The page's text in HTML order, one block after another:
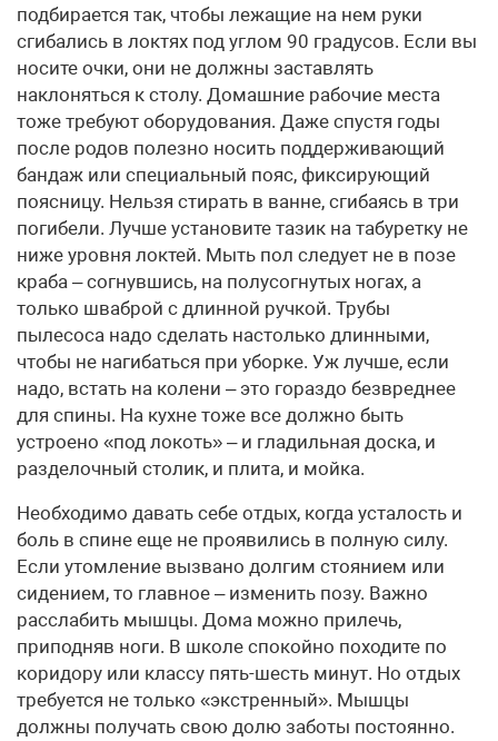
подбирается так, чтобы лежащие на нем руки
сгибались в локтях под углом 90 градусов. Если вы
носите очки, они не должны заставлять
наклоняться к столу. Домашние рабочие места
тоже требуют оборудования. Даже спустя годы
после родов полезно носить поддерживающий
бандаж или специальный пояс, фиксирующий
поясницу. Нельзя стирать в ванне, сгибаясь в три
погибели. Лучше установите тазик на табуретку не
ниже уровня локтей. Мыть пол следует не в позе
краба – согнувшись, на полусогнутых ногах, а
только шваброй с длинной ручкой. Трубы
пылесоса надо сделать настолько длинными,
чтобы не нагибаться при уборке. Уж лучше, если
надо, встать на колени – это гораздо безвреднее
для спины. На кухне тоже все должно быть
устроено «под локоть» – и гладильная доска, и
разделочный столик, и плита, и мойка.
Необходимо давать себе отдых, когда усталость и
боль в спине еще не проявились в полную силу.
Если утомление вызвано долгим стоянием или
сидением, то главное – изменить позу. Важно
расслабить мышцы. Дома можно прилечь,
приподняв ноги. В школе спокойно походите по
коридору или классу пять-шесть минут. Но отдых
требуется не только «экстренный». Мышцы
должны получать свою долю заботы постоянно.